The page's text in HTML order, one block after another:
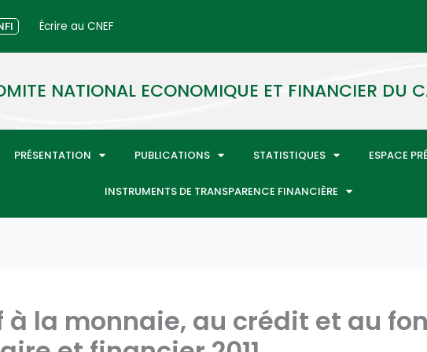
Écrire au CNEF
NATIONAL ECONOMIQUE ET FINANCIER DU
PRÉSENTATION PUBLICATIONS STATISTIQUES ESPACE
INSTRUMENTS DE TRANSPARENCE FINANCIÈRE
à la monnaie, au crédit et au